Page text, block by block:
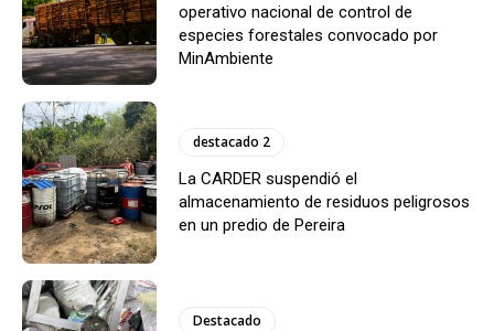
operativo nacional de control de
especies forestales convocado por
MinAmbiente
destacado 2
La CARDER suspendió el
almacenamiento de residuos peligrosos
en un predio de Pereira
Destacado